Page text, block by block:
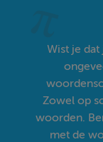
Wist je
Zowel op
woorden.
met de